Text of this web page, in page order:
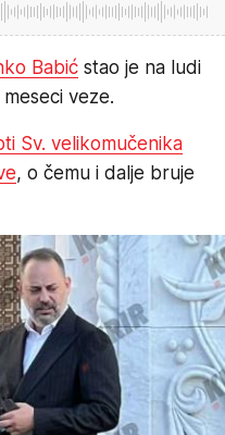
Babić stao je na ludi
veze.
Sv. velikomučenika
, o čemu i dalje bruje